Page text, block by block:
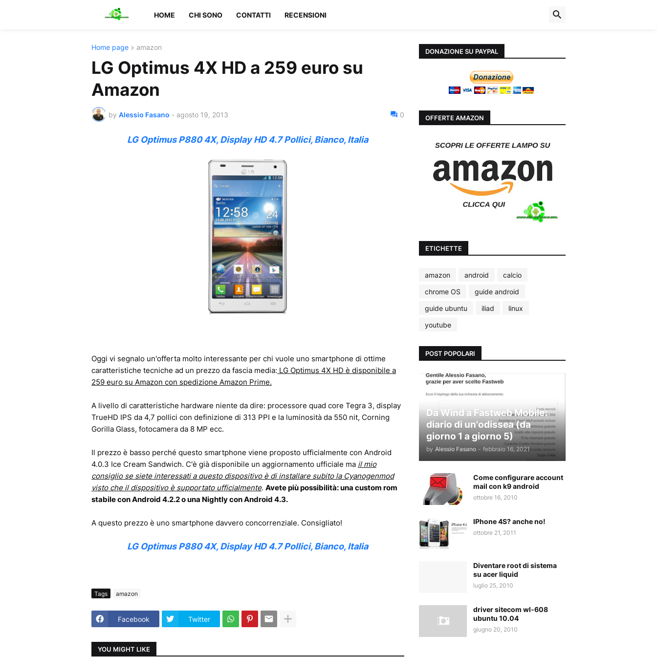
HOME CHI SONO CONTATTI RECENSIONI
Home page amazon
LG Optimus 4X HD a 259 euro su
Amazon
by Alessio Fasano - agosto 19, 2013 0
LG Optimus P880 4X, Display HD 4.7 Pollici, Bianco, Italia
Oggi vi segnalo un'offerta molto interessante per chi vuole uno smartphone di ottime
caratteristiche tecniche ad un prezzo da fascia media: LG Optimus 4X HD è disponibile a
259 euro su Amazon con spedizione Amazon Prime.
A livello di caratteristiche hardware niente da dire: processore quad core Tegra 3, display
TrueHD IPS da 4,7 pollici con definizione di 313 PPI e la luminosità da 550 nit, Corning
Gorilla Glass, fotocamera da 8 MP ecc.
Il prezzo è basso perché questo smartphone viene proposto ufficialmente con Android
4.0.3 Ice Cream Sandwich. C'è già disponibile un aggiornamento ufficiale ma il mio
consiglio se siete interessati a questo dispositivo è di installare subito la Cyanogenmod
visto che il dispositivo è supportato ufficialmente. Avete più possibilità: una custom rom
stabile con Android 4.2.2 o una Nightly con Android 4.3.
A questo prezzo è uno smartphone davvero concorrenziale. Consigliato!
LG Optimus P880 4X, Display HD 4.7 Pollici, Bianco, Italia
Tags amazon
Facebook Twitter
YOU MIGHT LIKE
DONAZIONE SU PAYPAL
OFFERTE AMAZON
ETICHETTE
amazon android
calcio
chrome OS
guide android
guide ubuntu
iliad
linux
youtube
POST POPOLARI
Da Wind a Fastweb Mobile:
diario di un'odissea (da
giorno 1 a giorno 5)
by Alessio Fasano - febbraio 16, 2021
Come configurare account
mail con k9 android
ottobre 16, 2010
IPhone 4S? anche no!
ottobre 21, 2011
Diventare root di sistema
su acer liquid
luglio 25, 2010
driver sitecom wl-608
ubuntu 10.04
giugno 20, 2010